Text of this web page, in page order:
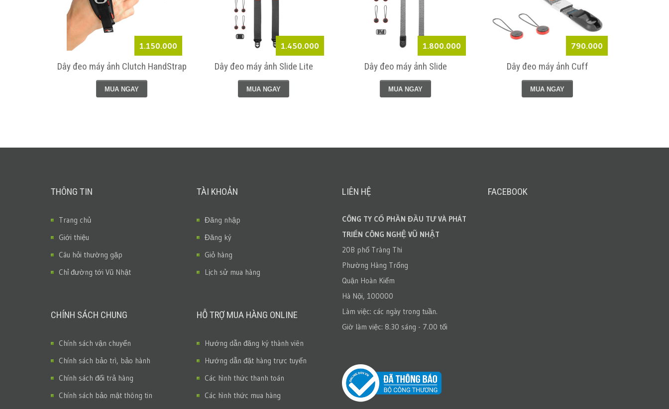
1.150.000
Dây đeo máy ảnh Clutch HandStrap
MUA NGAY
1.450.000
Dây đeo máy ảnh Slide Lite
MUA NGAY
1.800.000
Dây đeo máy ảnh Slide
MUA NGAY
790.000
Dây đeo máy ảnh Cuff
MUA NGAY
THÔNG TIN
Trang chủ
Giới thiệu
Câu hỏi thường gặp
Chỉ đường tới Vũ Nhật
CHÍNH SÁCH CHUNG
Chính sách vận chuyển
Chính sách bảo trì, bảo hành
Chính sách đổi trả hàng
Chính sách bảo mật thông tin
TÀI KHOẢN
Đăng nhập
Đăng ký
Giỏ hàng
Lịch sử mua hàng
HỖ TRỢ MUA HÀNG ONLINE
Hướng dẫn đăng ký thành viên
Hướng dẫn đặt hàng trực tuyến
Các hình thức thanh toán
Các hình thức mua hàng
LIÊN HỆ
CÔNG TY CỔ PHẦN ĐẦU TƯ VÀ PHÁT
TRIỂN CÔNG NGHỆ VŨ NHẬT
20B phố Tràng Thi
Phường Hàng Trống
Quận Hoàn Kiếm
Hà Nội, 100000
Làm việc: các ngày trong tuần.
Giờ làm việc: 8.30 sáng - 7.00 tối
FACEBOOK